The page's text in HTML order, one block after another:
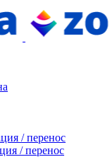
/ перенос
/ перенос